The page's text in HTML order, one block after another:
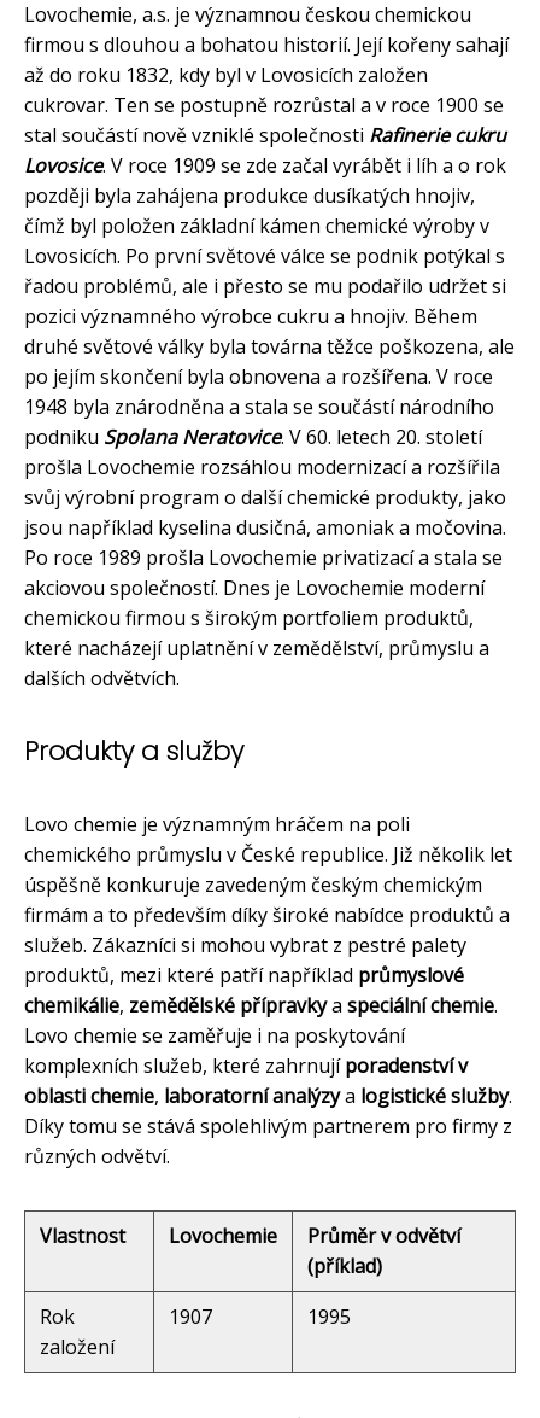
Lovochemie, a.s. je významnou českou chemickou
firmou s dlouhou a bohatou historií. Její kořeny sahají
až do roku 1832, kdy byl v Lovosicích založen
cukrovar. Ten se postupně rozrůstal a v roce 1900 se
stal součástí nově vzniklé společnosti Rafinerie cukru
Lovosice. V roce 1909 se zde začal vyrábět i líh a o rok
později byla zahájena produkce dusíkatých hnojiv,
čímž byl položen základní kámen chemické výroby v
Lovosicích. Po první světové válce se podnik potýkal s
řadou problémů, ale i přesto se mu podařilo udržet si
pozici významného výrobce cukru a hnojiv. Během
druhé světové války byla továrna těžce poškozena, ale
po jejím skončení byla obnovena a rozšířena. V roce
1948 byla znárodněna a stala se součástí národního
podniku Spolana Neratovice. V 60. letech 20. století
prošla Lovochemie rozsáhlou modernizací a rozšířila
svůj výrobní program o další chemické produkty, jako
jsou například kyselina dusičná, amoniak a močovina.
Po roce 1989 prošla Lovochemie privatizací a stala se
akciovou společností. Dnes je Lovochemie moderní
chemickou firmou s širokým portfoliem produktů,
které nacházejí uplatnění v zemědělství, průmyslu a
dalších odvětvích.
Produkty a služby
Lovo chemie je významným hráčem na poli
chemického průmyslu v České republice. Již několik let
úspěšně konkuruje zavedeným českým chemickým
firmám a to především díky široké nabídce produktů a
služeb. Zákazníci si mohou vybrat z pestré palety
produktů, mezi které patří například průmyslové
chemikálie, zemědělské přípravkya speciální chemie.
Lovo chemie se zaměřuje i na poskytování
komplexních služeb, které zahrnujíporadenství v
oblasti chemie, laboratorní analýzya logistické služby.
Díky tomu se stává spolehlivým partnerem pro firmy z
různých odvětví.
Vlastnost Lovochemie
Průměr v odvětví
(příklad)
Rok
založení
1907 1995